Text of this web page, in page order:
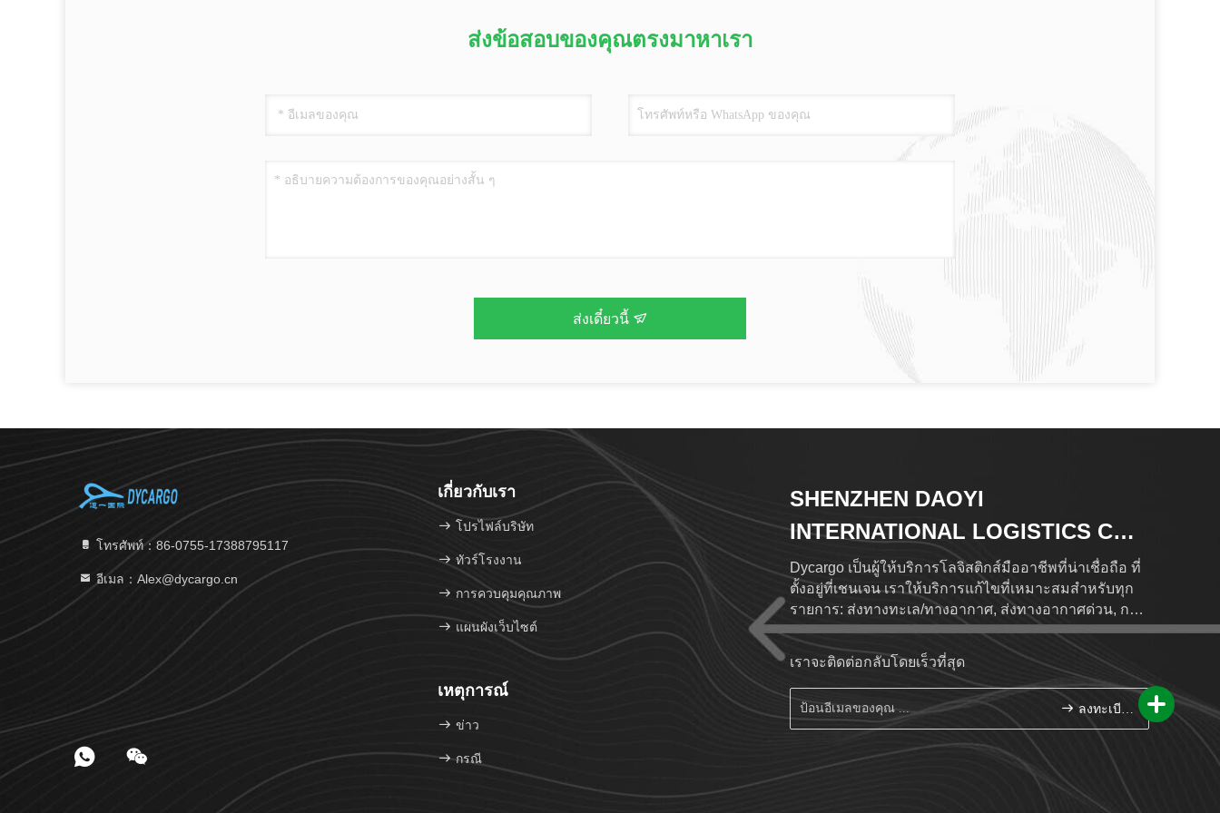
ส่งข้อสอบของคุณตรงมาหาเรา
ส่งเดี๋ยวนี้
โทรศัพท์：86-0755-17388795117
อีเมล：Alex@dycargo.cn
เกี่ยวกับเรา
โปรไฟล์บริษัท
ทัวร์โรงงาน
การควบคุมคุณภาพ
แผนผังเว็บไซต์
เหตุการณ์
ข่าว
กรณี
SHENZHEN DAOYI
INTERNATIONAL LOGISTICS CO.,
LTD.
Dycargo เป็นผู้ให้บริการโลจิสติกส์มืออาชีพที่น่าเชื่อถือ ที่
ตั้งอยู่ที่เชนเจน เราให้บริการแก้ไขที่เหมาะสมสําหรับทุก
รายการ: ส่งทางทะเล/ทางอากาศ, ส่งทางอากาศด่วน, การ
ชําระภาษีและการจัดเก็บสินค้าด้วยเครือข่ายโลกที่
ครอบคลุม 120+ ประเทศผ่าน 500+ ตัวแทนที่น่าเชื่อถือใน
ต่างประเทศ, การติดตามสินค้าในเวลาจริงมีให้บริการที่
www.dycargo.cn & www.dycargo.net นําโดย "ความ
ซื่อสัตย์, ความมืออาชีพ, นวัตกรรม, Win-Win"บริการที่
ปลอดภัยเป็นพันธมิตรโลจิสติกส์ทั่วโลกที่คุณชอบ.
เราจะติดต่อกลับโดยเร็วที่สุด
ลงทะเบียน